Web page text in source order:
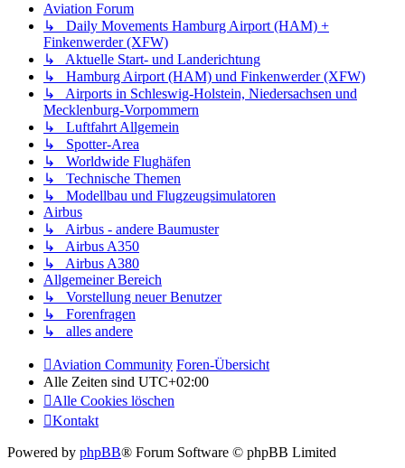
Aviation Forum
↳ Daily Movements Hamburg Airport (HAM) +
Finkenwerder (XFW)
↳ Aktuelle Start- und Landerichtung
↳ Hamburg Airport (HAM) und Finkenwerder (XFW)
↳ Airports in Schleswig-Holstein, Niedersachsen und
Mecklenburg-Vorpommern
↳ Luftfahrt Allgemein
↳ Spotter-Area
↳ Worldwide Flughäfen
↳ Technische Themen
↳ Modellbau und Flugzeugsimulatoren
Airbus
↳ Airbus - andere Baumuster
↳ Airbus A350
↳ Airbus A380
Allgemeiner Bereich
↳ Vorstellung neuer Benutzer
↳ Forenfragen
↳ alles andere
Aviation Community Foren-Übersicht
Alle Zeiten sind UTC+02:00
Alle Cookies löschen
Kontakt
Powered by phpBB® Forum Software © phpBB Limited